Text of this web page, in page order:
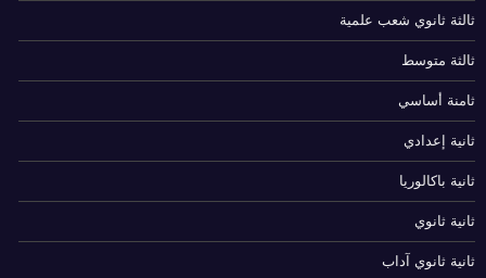
ثالثة ثانوي شعب علمية
ثالثة متوسط
ثامنة أساسي
ثانية إعدادي
ثانية باكالوريا
ثانية ثانوي
ثانية ثانوي آداب